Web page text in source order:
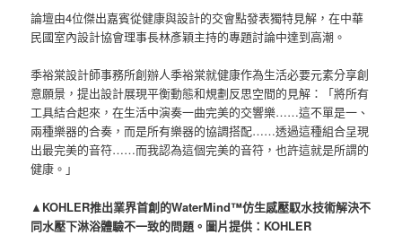
論壇由4位傑出嘉賓從健康與設計的交會點發表獨特見解，在中華
民國室內設計協會理事長林彥穎主持的專題討論中達到高潮。
季裕棠設計師事務所創辦人季裕棠就健康作為生活必要元素分享創
意願景，提出設計展現平衡動態和規劃反思空間的見解：「將所有
工具結合起來，在生活中演奏一曲完美的交響樂……這不單是一、
兩種樂器的合奏，而是所有樂器的協調搭配……透過這種組合呈現
出最完美的音符……而我認為這個完美的音符，也許這就是所謂的
健康。」
▲KOHLER推出業界首創的WaterMind™仿生感壓馭水技術解決不
同水壓下淋浴體驗不一致的問題。圖片提供：KOHLER